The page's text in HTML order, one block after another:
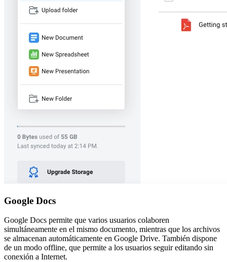
Google Docs
Google Docs permite que varios usuarios colaboren
simultáneamente en el mismo documento, mientras que los archivos
se almacenan automáticamente en Google Drive. También dispone
de un modo offline, que permite a los usuarios seguir editando sin
conexión a Internet.